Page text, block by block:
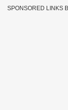
SPONSORED LINKS